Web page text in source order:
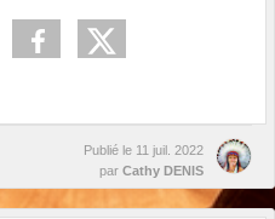
Publié le 11 juil. 2022
par Cathy DENIS